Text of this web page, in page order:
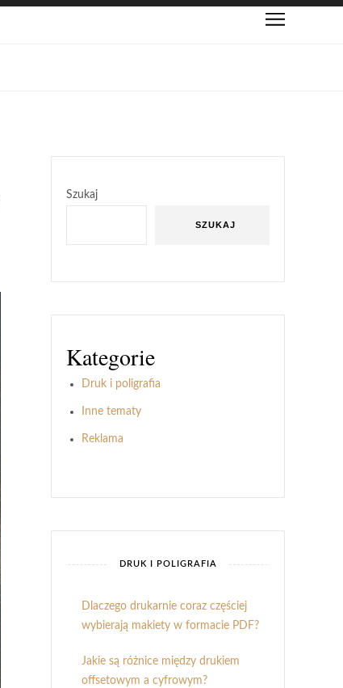
Szukaj
SZUKAJ
Kategorie
Druk i poligrafia
Inne tematy
Reklama
DRUK I POLIGRAFIA
Dlaczego drukarnie coraz częściej
wybierają makiety w formacie PDF?
Jakie są różnice między drukiem
offsetowym a cyfrowym?